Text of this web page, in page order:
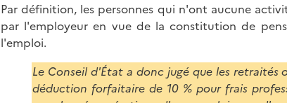
Par définition, les personnes qui n'ont aucune
par l'employeur en vue de la constitution de
l'emploi.
Le Conseil d'État a donc jugé que les retraités
déduction forfaitaire de 10 % pour frais